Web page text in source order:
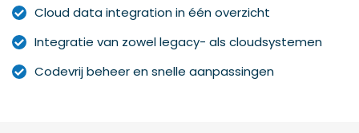
Cloud data integration in één overzicht
Integratie van zowel legacy- als cloudsystemen
Codevrij beheer en snelle aanpassingen